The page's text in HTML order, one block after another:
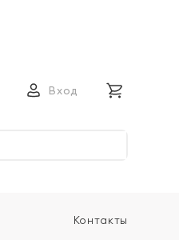
Вход
Контакты